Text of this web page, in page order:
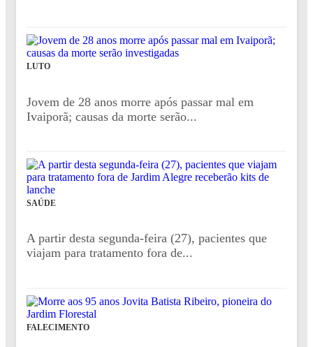
LUTO
Jovem de 28 anos morre após passar mal em
Ivaiporã; causas da morte serão...
SAÚDE
A partir desta segunda-feira (27), pacientes que
viajam para tratamento fora de...
FALECIMENTO